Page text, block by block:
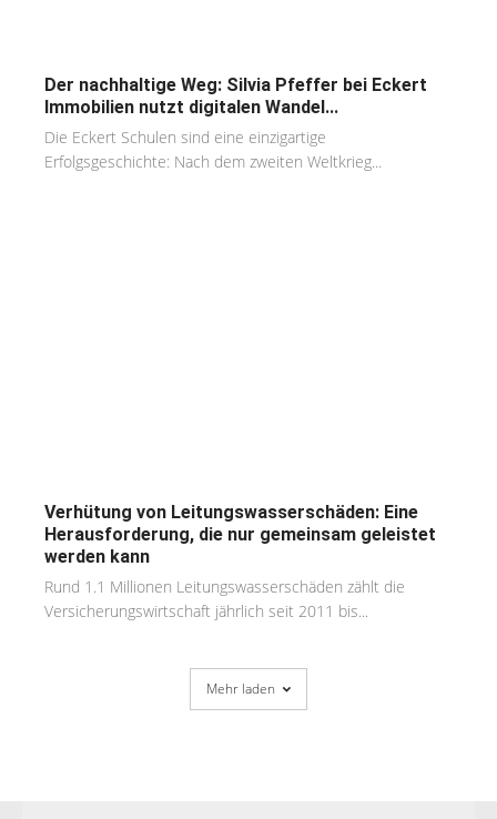
Der nachhaltige Weg: Silvia Pfeffer bei Eckert
Immobilien nutzt digitalen Wandel...
Die Eckert Schulen sind eine einzigartige
Erfolgsgeschichte: Nach dem zweiten Weltkrieg...
Verhütung von Leitungswasserschäden: Eine
Herausforderung, die nur gemeinsam geleistet
werden kann
Rund 1.1 Millionen Leitungswasserschäden zählt die
Versicherungswirtschaft jährlich seit 2011 bis...
Mehr laden